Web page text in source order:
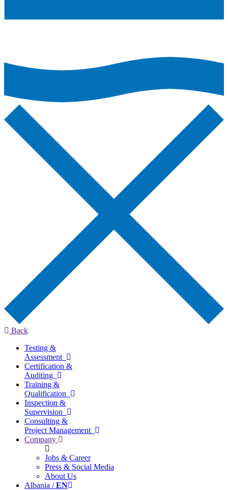
Back
Testing &
Assessment
Certification &
Auditing
Training &
Qualification
Inspection &
Supervision
Consulting &
Project Management
Company
Jobs & Career
Press & Social Media
About Us
Albania /EN